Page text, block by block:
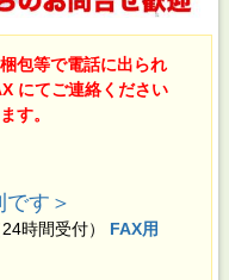
包等で電話に出られ
にてご連絡ください
す。
す＞
時間受付） FAX用